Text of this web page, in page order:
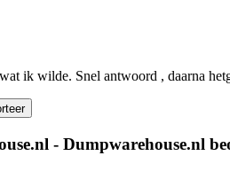
ik wilde. Snel antwoord , daarna
- Dumpwarehouse.nl